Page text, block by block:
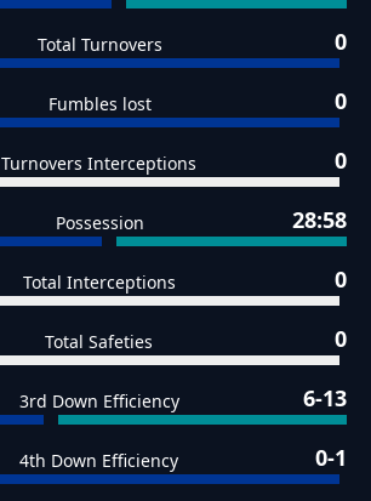
Total Turnovers 0
Fumbles lost 0
Turnovers Interceptions 0
Possession 28:58
Total Interceptions 0
Total Safeties 0
3rd Down Efficiency 6-13
4th Down Efficiency 0-1